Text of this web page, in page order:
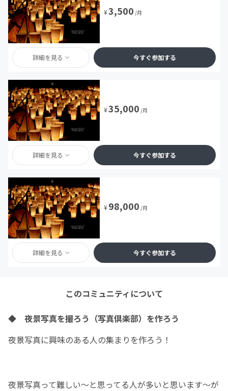
¥3,500 /月
詳細を見る 今すぐ参加する
¥35,000 /月
詳細を見る 今すぐ参加する
¥98,000 /月
詳細を見る 今すぐ参加する
このコミュニティについて
◆ 夜景写真を撮ろう（写真倶楽部）を作ろう
夜景写真に興味のある人の集まりを作ろう！
夜景写真って難しい～と思ってる人が多いと思います～が